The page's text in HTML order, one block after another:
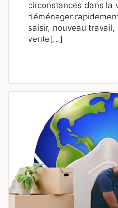
circonstances dans la
déménager
saisir, nouveau travail,
vente[...]